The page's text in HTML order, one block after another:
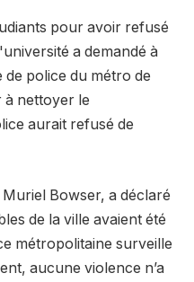
pour avoir refusé
a demandé à
police du métro de
à nettoyer le
aurait refusé de
Bowser, a déclaré
de la ville avaient été
métropolitaine surveille
aucune violence n’a